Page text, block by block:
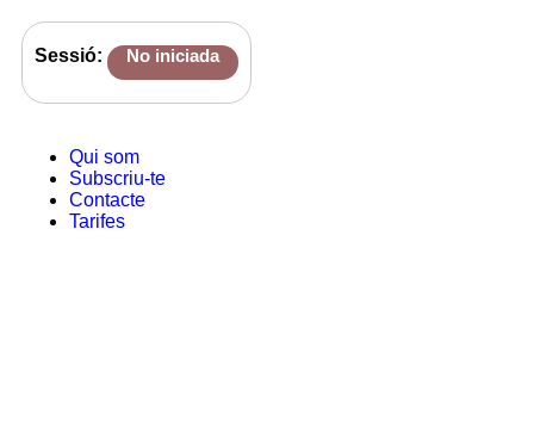
Sessió: No iniciada
Qui som
Subscriu-te
Contacte
Tarifes